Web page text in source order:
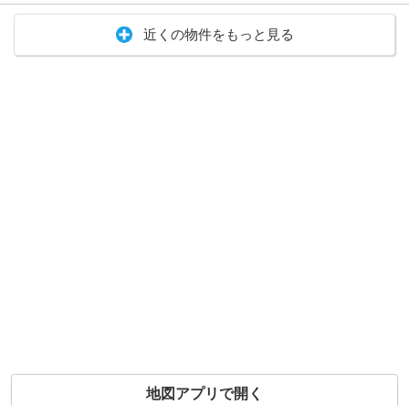
近くの物件をもっと見る
地図アプリで開く